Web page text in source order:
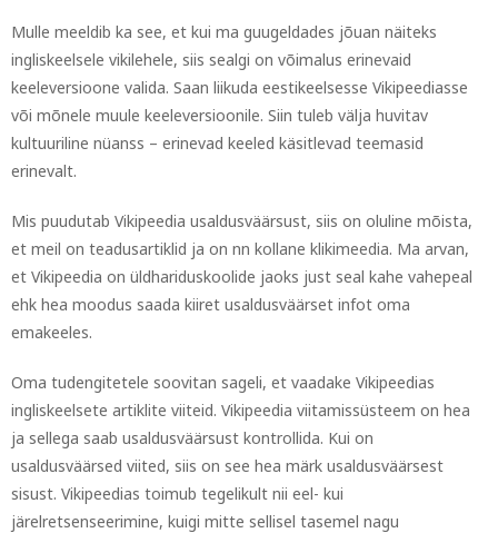
Mulle meeldib ka see, et kui ma guugeldades jõuan näiteks
ingliskeelsele vikilehele, siis sealgi on võimalus erinevaid
keeleversioone valida. Saan liikuda eestikeelsesse Vikipeediasse
või mõnele muule keeleversioonile. Siin tuleb välja huvitav
kultuuriline nüanss – erinevad keeled käsitlevad teemasid
erinevalt.
Mis puudutab Vikipeedia usaldusväärsust, siis on oluline mõista,
et meil on teadusartiklid ja on nn kollane klikimeedia. Ma arvan,
et Vikipeedia on üldhariduskoolide jaoks just seal kahe vahepeal
ehk hea moodus saada kiiret usaldusväärset infot oma
emakeeles.
Oma tudengitetele soovitan sageli, et vaadake Vikipeedias
ingliskeelsete artiklite viiteid. Vikipeedia viitamissüsteem on hea
ja sellega saab usaldusväärsust kontrollida. Kui on
usaldusväärsed viited, siis on see hea märk usaldusväärsest
sisust. Vikipeedias toimub tegelikult nii eel- kui
järelretsenseerimine, kuigi mitte sellisel tasemel nagu